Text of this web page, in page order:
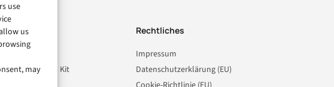
use
us
may
& Media Kit
Rechtliches
Impressum
Datenschutzerklärung (EU)